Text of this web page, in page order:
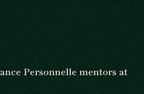
Personnelle mentors at